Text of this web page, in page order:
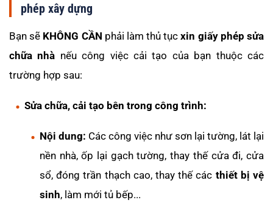
phép xây dựng
Bạn sẽ KHÔNG CẦN phải làm thủ tụcxin giấy phép sửa
chữa nhà nếu công việc cải tạo của bạn thuộc các
trường hợp sau:
Sửa chữa, cải tạo bên trong công trình:
Nội dung: Các công việc như sơn lại tường, lát lại
nền nhà, ốp lại gạch tường, thay thế cửa đi, cửa
sổ, đóng trần thạch cao, thay thế các thiết bị vệ
sinh, làm mới tủ bếp...